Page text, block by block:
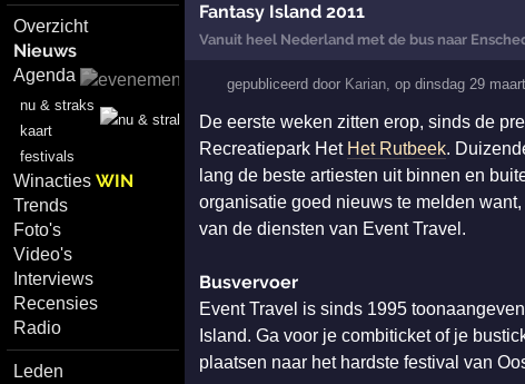
Overzicht
Nieuws
Agenda
nu & straks
kaart
festivals
WinactiesWIN
Trends
Foto's
Video's
Interviews
Recensies
Radio
Leden
Fantasy Island 2011
Vanuit heel Nederland met de bus naar
gepubliceerd door Karian, opdinsdag 29
De eerste weken zitten erop, sinds de
Recreatiepark Het Het Rutbeek.
lang de beste artiesten uit binnen en
organisatie goed nieuws te melden
van de diensten van Event Travel.
Busvervoer
Event Travel is sinds 1995
Island. Ga voor je combiticket of je
plaatsen naar het hardste festival van